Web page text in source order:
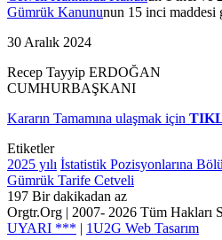
Gümrük Kanununun 15 inci maddesi
30 Aralık 2024
Recep Tayyip ERDOĞAN
CUMHURBAŞKANI
Kararın Tamamına ulaşmak için
Etiketler
2025 yılı İstatistik Pozisyonlarına
Gümrük Tarife Cetveli
197 Bir dakikadan az
Orgtr.Org | 2007- 2026 Tüm Hakları
UYARI *** | 1U2G Web Tasarım